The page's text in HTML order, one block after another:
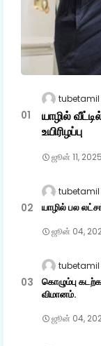
tubetamil
யாழில்
உயிரிழப்பு
ஜூன் 11, 2025
tubetamil
யாழில் பல
ஜூன் 04,
tubetamil
கொழும்பு
விமானம்.
ஜூன் 04,